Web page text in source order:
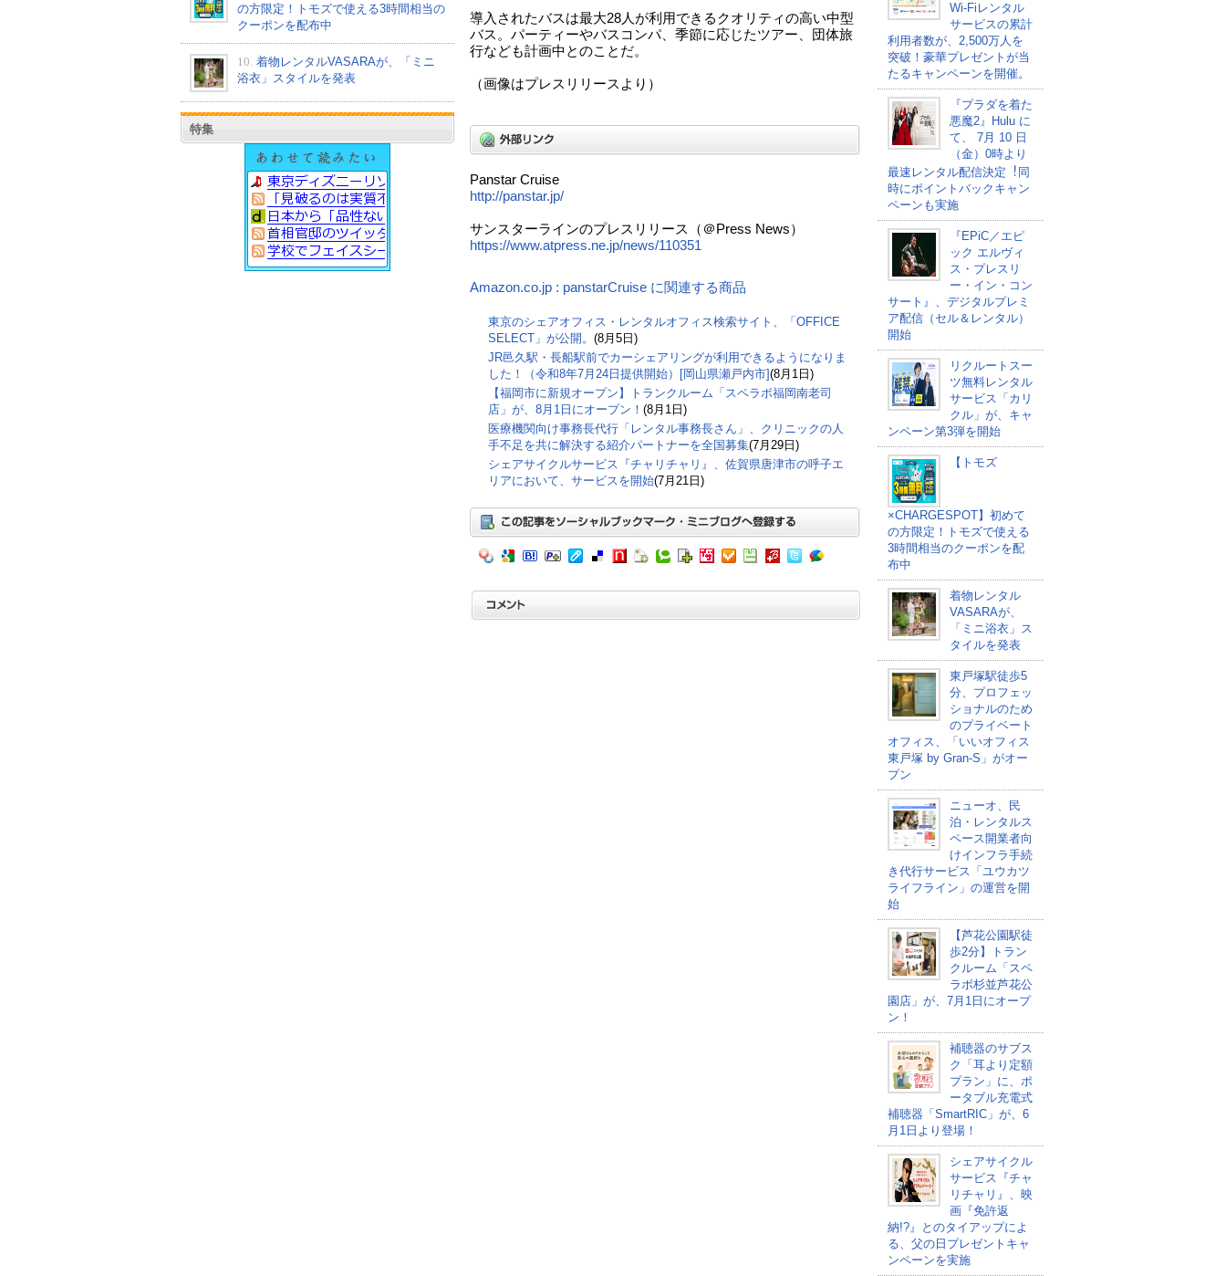
の方限定！トモズで使える3時間相当の
クーポンを配布中
10. 着物レンタルVASARAが、「ミニ
浴衣」スタイルを発表
特集
導入されたバスは最大28人が利用できるクオリティの高い中型
バス。パーティーやバスコンパ、季節に応じたツアー、団体旅
行なども計画中とのことだ。
（画像はプレスリリースより）
Panstar Cruise
http://panstar.jp/
サンスターラインのプレスリリース（＠Press News）
https://www.atpress.ne.jp/news/110351
Amazon.co.jp : panstarCruise に関連する商品
東京のシェアオフィス・レンタルオフィス検索サイト、「OFFICE
SELECT」が公開。 (8月5日)
JR邑久駅・長船駅前でカーシェアリングが利用できるようになりま
した！（令和8年7月24日提供開始）[岡山県瀬戸内市](8月1日)
【福岡市に新規オープン】トランクルーム「スペラボ福岡南老司
店」が、8月1日にオープン！ (8月1日)
医療機関向け事務長代行「レンタル事務長さん」、クリニックの人
手不足を共に解決する紹介パートナーを全国募集(7月29日)
シェアサイクルサービス『チャリチャリ』、佐賀県唐津市の呼子エ
リアにおいて、サービスを開始(7月21日)
Wi-Fiレンタル
サービスの累計
利用者数が、2,500万人を
突破！豪華プレゼントが当
たるキャンペーンを開催。
『プラダを着た
悪魔2』Hulu に
て、 7⽉ 10 ⽇
（金）0時より
最速レンタル配信決定︕同
時にポイントバックキャン
ペーンも実施
『EPiC／エピ
ック エルヴィ
ス・プレスリ
ー・イン・コン
サート』、デジタルプレミ
ア配信（セル＆レンタル）
開始
リクルートスー
ツ無料レンタル
サービス「カリ
クル」が、キャ
ンペーン第3弾を開始
【トモズ
×CHARGESPOT】初めて
の方限定！トモズで使える
3時間相当のクーポンを配
布中
着物レンタル
VASARAが、
「ミニ浴衣」ス
タイルを発表
東戸塚駅徒歩5
分、プロフェッ
ショナルのため
のプライベート
オフィス、「いいオフィス
東戸塚 by Gran-S」がオー
プン
ニューオ、民
泊・レンタルス
ペース開業者向
けインフラ手続
き代行サービス「ユウカツ
ライフライン」の運営を開
始
【芦花公園駅徒
歩2分】トラン
クルーム「スペ
ラボ杉並芦花公
園店」が、7月1日にオープ
ン！
補聴器のサブス
ク「耳より定額
プラン」に、ポ
ータブル充電式
補聴器「SmartRIC」が、6
月1日より登場！
シェアサイクル
サービス『チャ
リチャリ』、映
画『免許返
納!?』とのタイアップによ
る、父の日プレゼントキャ
ンペーンを実施